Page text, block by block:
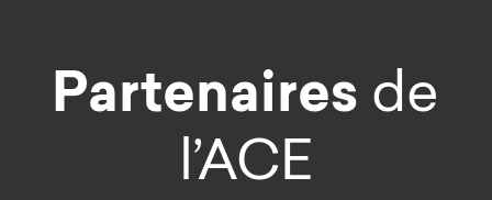
Partenaires de
l’ACE